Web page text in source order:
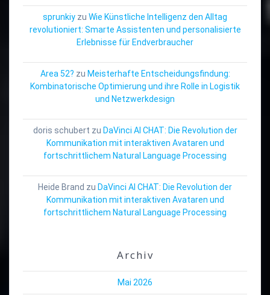
sprunkiy zu Wie Künstliche Intelligenz den Alltag
revolutioniert: Smarte Assistenten und personalisierte
Erlebnisse für Endverbraucher
Area 52? zu Meisterhafte Entscheidungsfindung:
Kombinatorische Optimierung und ihre Rolle in Logistik
und Netzwerkdesign
doris schubert zu DaVinci AI CHAT: Die Revolution der
Kommunikation mit interaktiven Avataren und
fortschrittlichem Natural Language Processing
Heide Brand zu DaVinci AI CHAT: Die Revolution der
Kommunikation mit interaktiven Avataren und
fortschrittlichem Natural Language Processing
Archiv
Mai 2026